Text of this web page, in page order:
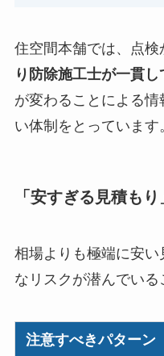
住空間本舗では、点検
り防除施工士が一貫し
が変わることによる情
い体制をとっています
「安すぎる見積も
相場よりも極端に安い
なリスクが潜んでいる
注意すべきパターン